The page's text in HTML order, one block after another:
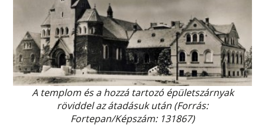
A templom és a hozzá tartozó épületszárnyak
röviddel az átadásuk után (Forrás:
Fortepan/Képszám: 131867)